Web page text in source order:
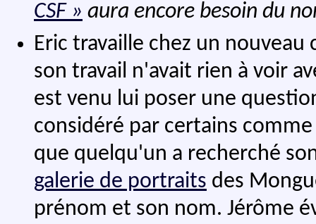
CSF » aura encore besoin du
Eric travaille chez un
son travail n'avait rien à voir
est venu lui poser une
considéré par certains
que quelqu'un a recherché
galerie de portraits des
prénom et son nom. Jérôme